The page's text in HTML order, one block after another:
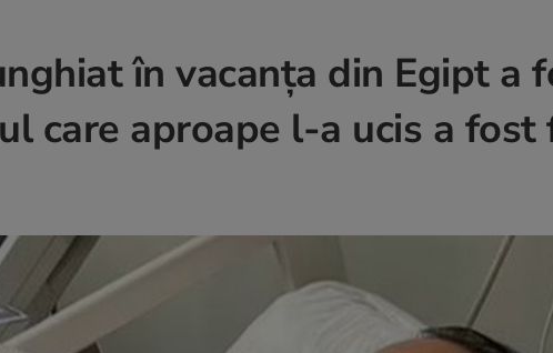
în vacanța din Egipt a
care aproape l-a ucis a